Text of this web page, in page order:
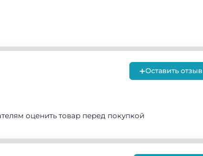
+Оставить отзыв
оценить товар перед покупкой